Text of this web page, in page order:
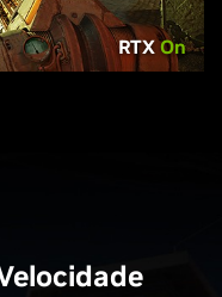
RTXOn